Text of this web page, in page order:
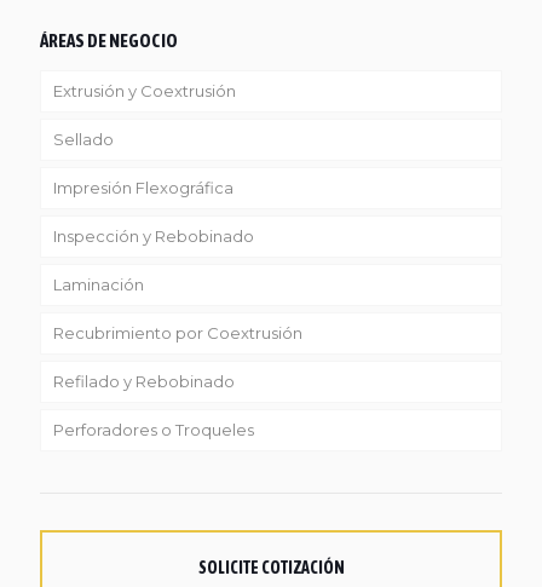
ÁREAS DE NEGOCIO
Extrusión y Coextrusión
Linea Reciclaje
Sellado
Impresión Flexográfica
Inspección y Rebobinado
Laminación
Recubrimiento por Coextrusión
Refilado y Rebobinado
Perforadores o Troqueles
SOLICITE COTIZACIÓN